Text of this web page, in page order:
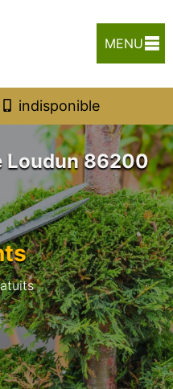
MENU
indisponible
Loudun 86200